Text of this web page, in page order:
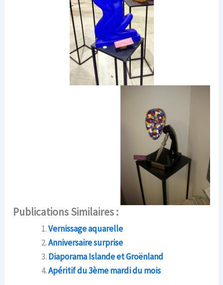
Publications Similaires :
Vernissage aquarelle
Anniversaire surprise
Diaporama Islande et Groënland
Apéritif du 3ème mardi du mois